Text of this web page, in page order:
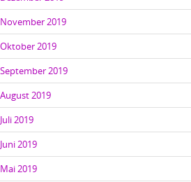
November 2019
Oktober 2019
September 2019
August 2019
Juli 2019
Juni 2019
Mai 2019